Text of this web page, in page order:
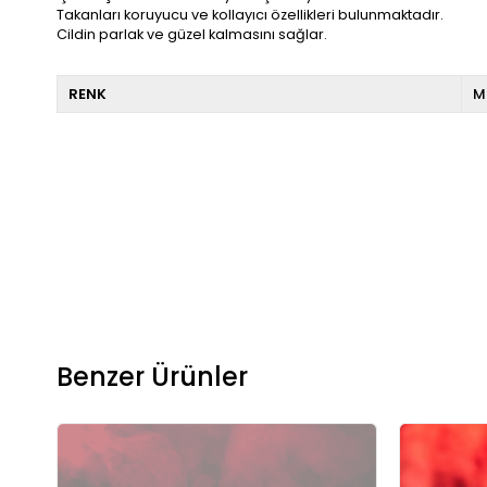
Takanları koruyucu ve kollayıcı özellikleri bulunmaktadır.
Cildin parlak ve güzel kalmasını sağlar.
RENK
Benzer Ürünler